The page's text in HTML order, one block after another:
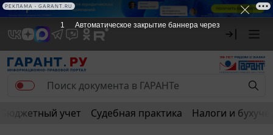
Бюджетный учет Судебная практика Налоги и
1 Автоматическое закрытие баннера через
РЕКЛАМА • GARANT.RU